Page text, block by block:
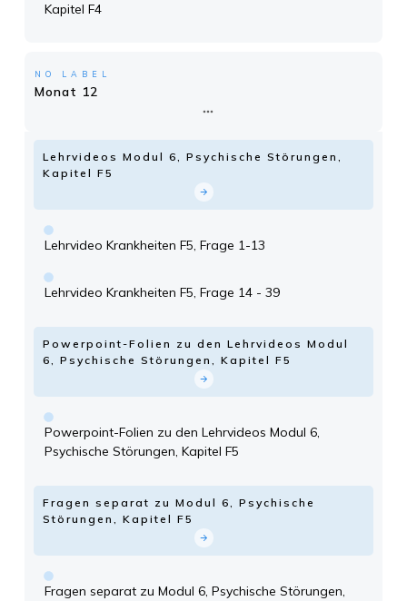
Kapitel F4
NO LABEL
Monat 12
Lehrvideos Modul 6, Psychische Störungen,
Kapitel F5
Lehrvideo Krankheiten F5, Frage 1-13
Lehrvideo Krankheiten F5, Frage 14 - 39
Powerpoint-Folien zu den Lehrvideos Modul
6, Psychische Störungen, Kapitel F5
Powerpoint-Folien zu den Lehrvideos Modul 6,
Psychische Störungen, Kapitel F5
Fragen separat zu Modul 6, Psychische
Störungen, Kapitel F5
Fragen separat zu Modul 6, Psychische Störungen,